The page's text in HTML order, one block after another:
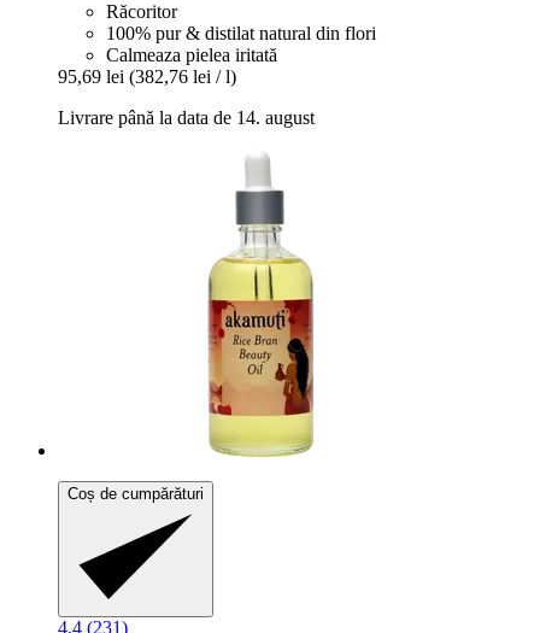
Răcoritor
100% pur & distilat natural din flori
Calmeaza pielea iritată
95,69 lei (382,76 lei / l)
Livrare până la data de 14. august
Coș de cumpărături
4.4 (231)